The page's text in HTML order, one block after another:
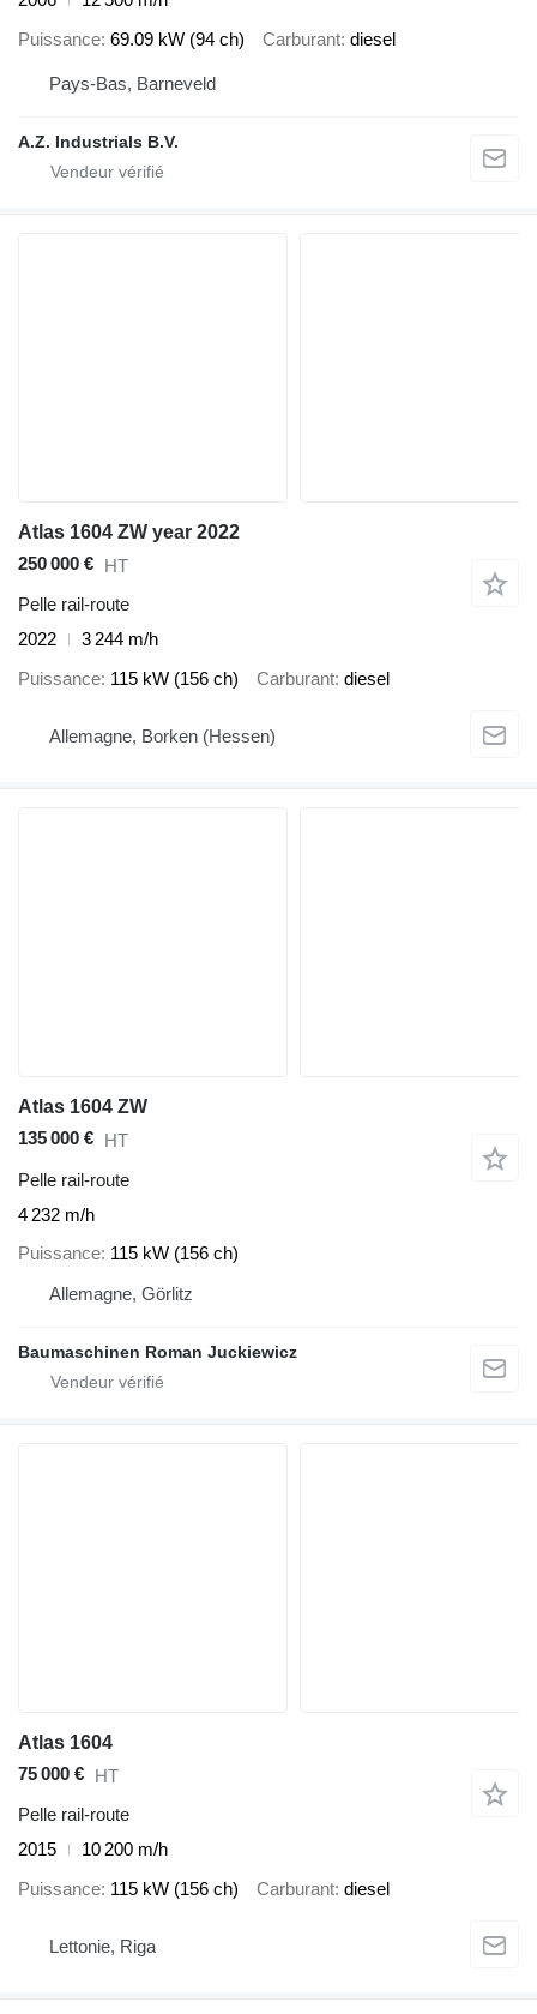
Puissance 69.09 kW (94 ch) Carburant diesel
Pays-Bas, Barneveld
A.Z. Industrials B.V.
Atlas 1604 ZW year 2022
250 000 € HT
Pelle rail-route
2022
3 244 m/h
Puissance 115 kW (156 ch) Carburant diesel
Allemagne, Borken (Hessen)
Atlas 1604 ZW
135 000 € HT
Pelle rail-route
4 232 m/h
Puissance 115 kW (156 ch)
Allemagne, Görlitz
Baumaschinen Roman Juckiewicz
Atlas 1604
75 000 € HT
Pelle rail-route
2015
10 200 m/h
Puissance 115 kW (156 ch) Carburant diesel
Lettonie, Riga